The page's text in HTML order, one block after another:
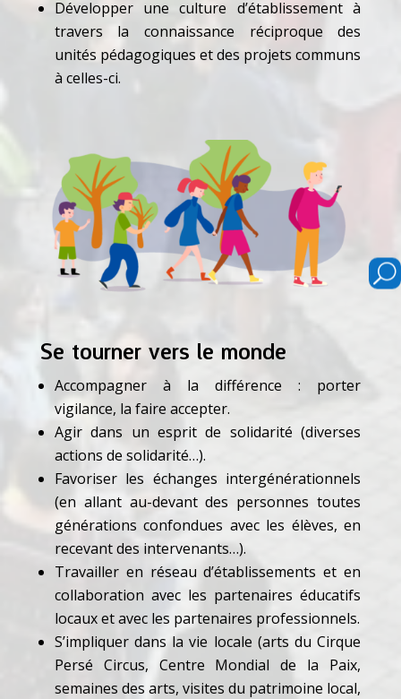
Développer une culture d’établissement à
travers la connaissance réciproque des
unités pédagogiques et des projets communs
à celles-ci.
Se tourner vers le monde
Accompagner à la différence : porter
vigilance, la faire accepter.
Agir dans un esprit de solidarité (diverses
actions de solidarité…).
Favoriser les échanges intergénérationnels
(en allant au-devant des personnes toutes
générations confondues avec les élèves, en
recevant des intervenants…).
Travailler en réseau d’établissements et en
collaboration avec les partenaires éducatifs
locaux et avec les partenaires professionnels.
S’impliquer dans la vie locale (arts du Cirque
Persé Circus, Centre Mondial de la Paix,
semaines des arts, visites du patrimoine local,
U